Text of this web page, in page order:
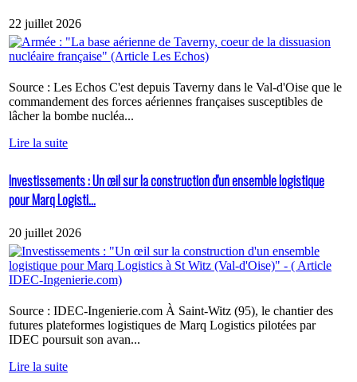
22 juillet 2026
Source : Les Echos C'est depuis Taverny dans le Val-d'Oise que le
commandement des forces aériennes françaises susceptibles de
lâcher la bombe nucléa...
Lire la suite
Investissements : Un œil sur la construction d'un ensemble logistique
pour Marq Logisti...
20 juillet 2026
Source : IDEC-Ingenierie.com À Saint-Witz (95), le chantier des
futures plateformes logistiques de Marq Logistics pilotées par
IDEC poursuit son avan...
Lire la suite